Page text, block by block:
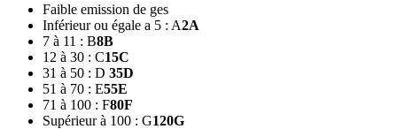
Faible emission de ges
Inférieur ou égale a 5 : A2A
7 à 11 : B8B
12 à 30 : C15C
31 à 50 : D 35D
51 à 70 : E55E
71 à 100 : F80F
Supérieur à 100 : G120G